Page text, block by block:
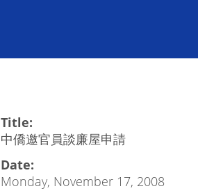
Title:
中僑邀官員談廉屋申請
Date:
Monday, November 17, 2008